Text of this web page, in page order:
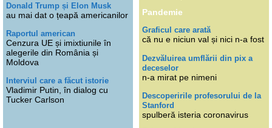
Donald Trump și Elon Musk
au mai dat o țeapă americanilor
Raportul american
Cenzura UE și imixtiunile în
alegerile din România și
Moldova
Interviul care a făcut istorie
Vladimir Putin, în dialog cu
Tucker Carlson
Pandemie
Graficul care arată
că nu e niciun val și nici n-a fost
Dezvăluirea umflării din pix a
deceselor
n-a mirat pe nimeni
Descoperirile profesorului de la
Stanford
spulberă isteria coronavirus